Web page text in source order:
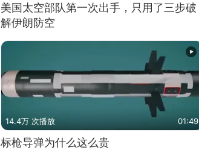
美国太空部队第一次出手，只用了三步破
解伊朗防空
14.4万 次播放 01:49
标枪导弹为什么这么贵